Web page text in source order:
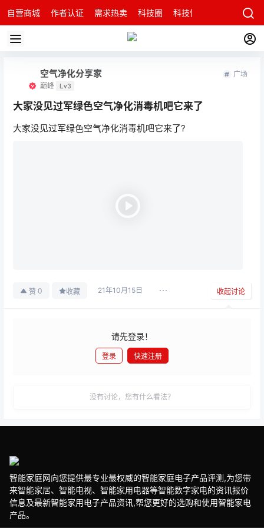
自营商城 作者认证 需求热卖 科技圈 科技快讯 智能科技问
空气净化分享家
巅峰 Lv3
广场
大家没见过军绿色空气净化消毒机吧它来了
大家没见过军绿色空气净化消毒机吧它来了?
赞 0 收藏 21年10月15日 收起讨论
请先登录！
登录 快速注册
没有讨论，您有什么看法？
智能家庭网向您提供最专业最权威的智能家庭电子产品评测,为您带
来智能家居、智能电视、智能家用电器等智能数字家电的资讯报价
信息及最新智能家用电子产品资讯,帮您更好的选购和使用智能家电
产品。